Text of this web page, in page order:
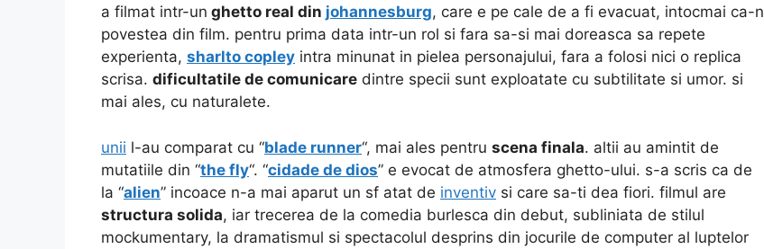
a filmat intr-un ghetto real din johannesburg, care e pe cale de a fi evacuat, intocmai ca-n
povestea din film. pentru prima data intr-un rol si fara sa-si mai doreasca sa repete
experienta, sharlto copley intra minunat in pielea personajului, fara a folosi nici o replica
scrisa. dificultatile de comunicare dintre specii sunt exploatate cu subtilitate si umor. si
mai ales, cu naturalete.
unii l-au comparat cu “blade runner“, mai ales pentru scena finala. altii au amintit de
mutatiile din “the fly“. “cidade de dios” e evocat de atmosfera ghetto-ului. s-a scris ca de
la “alien” incoace n-a mai aparut un sf atat de inventiv si care sa-ti dea fiori. filmul are
structura solida, iar trecerea de la comedia burlesca din debut, subliniata de stilul
mockumentary, la dramatismul si spectacolul desprins din jocurile de computer al luptelor